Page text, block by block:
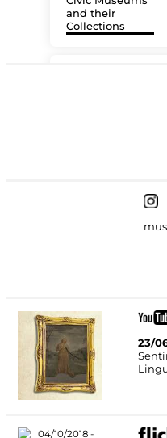
and their
Collections
23/